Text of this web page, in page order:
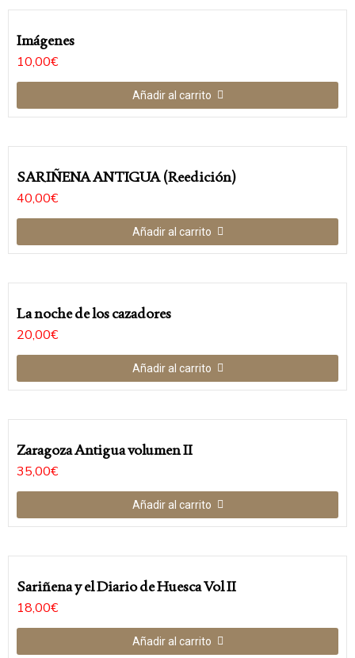
Imágenes
10,00€
Añadir al carrito
SARIÑENA ANTIGUA (Reedición)
40,00€
Añadir al carrito
La noche de los cazadores
20,00€
Añadir al carrito
Zaragoza Antigua volumen II
35,00€
Añadir al carrito
Sariñena y el Diario de Huesca Vol II
18,00€
Añadir al carrito